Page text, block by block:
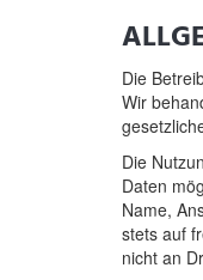
Die
Wir
Die
Daten
Name,
stets auf
nicht an